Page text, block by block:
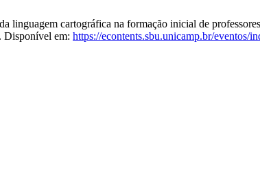
linguagem cartográfica na formação inicial de
Disponível em: https://econtents.sbu.unicamp.br/eventos/